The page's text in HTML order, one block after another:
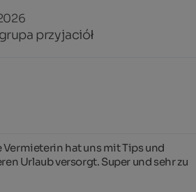
przyjaciół
Vermieterin hat uns mit Tips und
Urlaub versorgt. Super und sehr zu